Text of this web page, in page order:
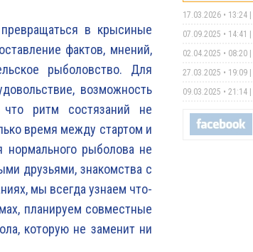
в крысиные
фактов, мнений,
рыболовство. Для
возможность
что ритм состязаний не
время между стартом и
рыболова не
друзьями, знакомства с
мы всегда узнаем что-
планируем совместные
которую не заменит ни
17.03.2026 • 13:24 |
07.09.2025 • 14:41 |
02.04.2025 • 08:20 |
27.03.2025 • 19:09 |
09.03.2025 • 21:14 |